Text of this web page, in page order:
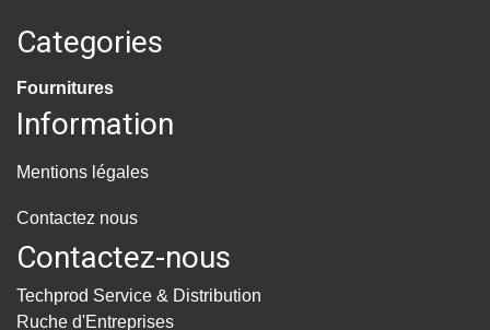
Categories
Fournitures
Information
Mentions légales
Contactez nous
Contactez-nous
Techprod Service & Distribution
Ruche d'Entreprises